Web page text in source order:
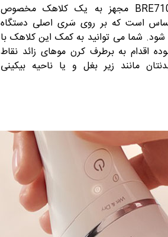
اپیلاتور BRE710 مجهز به یک کلاهک مخصوص
است که بر روی سَری اصلی دستگاه
شما می توانید به کمک این کلاهک با
اقدام به برطرف کرن موهای زائد نقاط
مانند زیر بغل و یا ناحیه بیکینی